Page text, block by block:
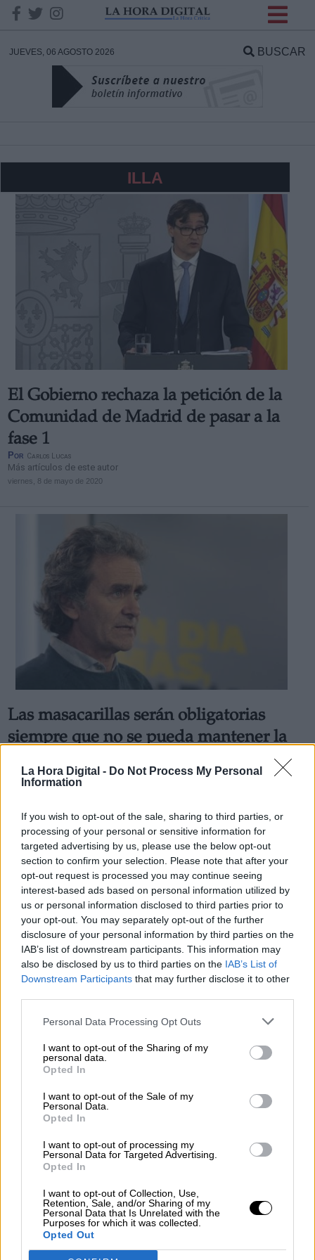
La Hora Digital - Do Not Process My Personal
Information
If you wish to opt-out of the sale, sharing to third parties, or
processing of your personal or sensitive information for
targeted advertising by us, please use the below opt-out
section to confirm your selection. Please note that after your
opt-out request is processed you may continue seeing
interest-based ads based on personal information utilized by
us or personal information disclosed to third parties prior to
your opt-out. You may separately opt-out of the further
disclosure of your personal information by third parties on the
IAB’s list of downstream participants. This information may
also be disclosed by us to third parties on the IAB’s List of
Downstream Participants that may further disclose it to other
Personal Data Processing Opt Outs
I want to opt-out of the Sharing of my
personal data.
Opted In
I want to opt-out of the Sale of my
Personal Data.
Opted In
I want to opt-out of processing my
Personal Data for Targeted Advertising.
Opted In
I want to opt-out of Collection, Use,
Retention, Sale, and/or Sharing of my
Personal Data that Is Unrelated with the
Purposes for which it was collected.
Opted Out
JUEVES, 06 AGOSTO 2026 BUSCAR
ILLA
El Gobierno rechaza la petición de la
Comunidad de Madrid de pasar a la
fase 1
Por Carlos Lucas
Más artículos de este autor
viernes, 8 de mayo de 2020
Las masacarillas serán obligatorias
siempre que no se pueda mantener la
PorCarlos Lucas
Más artículos de este autor
ANA DE SANTOS ENTREVISTA A GABRIEL COLOMER PARA LA HORA
DIGITAL
"Los independentistas son insaciables,
en algún momento habra que decir
hasta aquí"
"El Referéndum es una línea roja" y "La gobernabilidad de
España esta asegurada".
Más artículos de este autor
domingo, 19 de mayo de 2024
DATOS
Responsable:
Derechos:
Información adicional
link